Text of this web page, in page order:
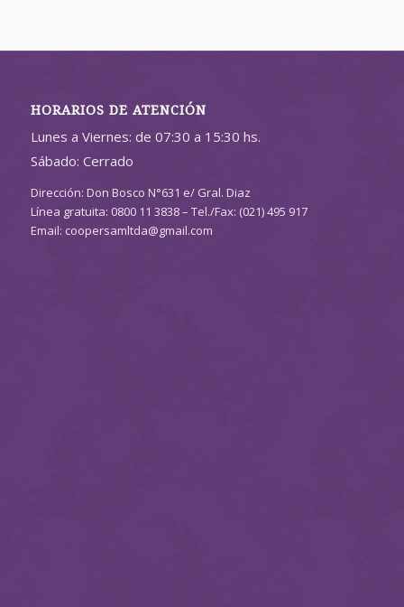
HORARIOS DE ATENCIÓN
Lunes a Viernes: de 07:30 a 15:30 hs.
Sábado: Cerrado
Dirección: Don Bosco N°631 e/ Gral. Diaz
Línea gratuita: 0800 11 3838 – Tel./Fax: (021) 495 917
Email: coopersamltda@gmail.com